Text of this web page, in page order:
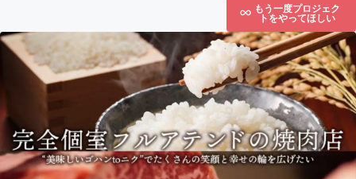
もう一度プロジェク
トをやってほしい